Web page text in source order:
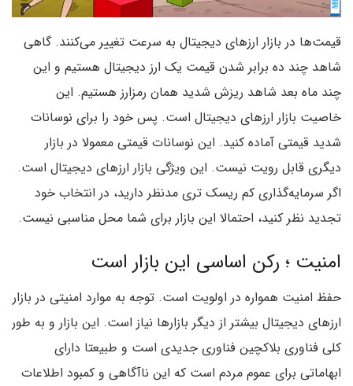
قیمت‌ها در بازار ارزهای دیجیتال به سرعت تغییر می‌کنند. گاهی
شاهد چند ده برابر شدن قیمت یک ارز دیجیتال هستیم و این
چند ماه بعد شاهد ریزش شدید همان رمزارز هستیم. این
خاصیت بازار ارزهای دیجیتال است. پس خود را برای نوسانات
شدید قیمتی آماده کنید. این نوسانات قیمتی معمولا در بازار
دیگری قابل رویت نیست. این ویژگی بازار ارزهای دیجیتال است.
اگر سرمایه‌گذاری کم ریسک تری مدنظر دارید، در انتخاب خود
تجدید نظر کنید، احتمالا این بازار برای شما محل مناسبی نیست.
امنیت ؛ رکن اساسی این بازار است
حفظ امنیت همواره در اولویت است. توجه به موارد امنیتی در بازار
ارزهای دیجیتال بیشتر از دیگر بازارها نیاز است. این بازار و به طور
کلی فناوری بلاکچین فناوری جدیدی است و طبیعتا دارای
ابهاماتی برای عموم مردم است که این ناآگاهی و کمبود اطلاعات